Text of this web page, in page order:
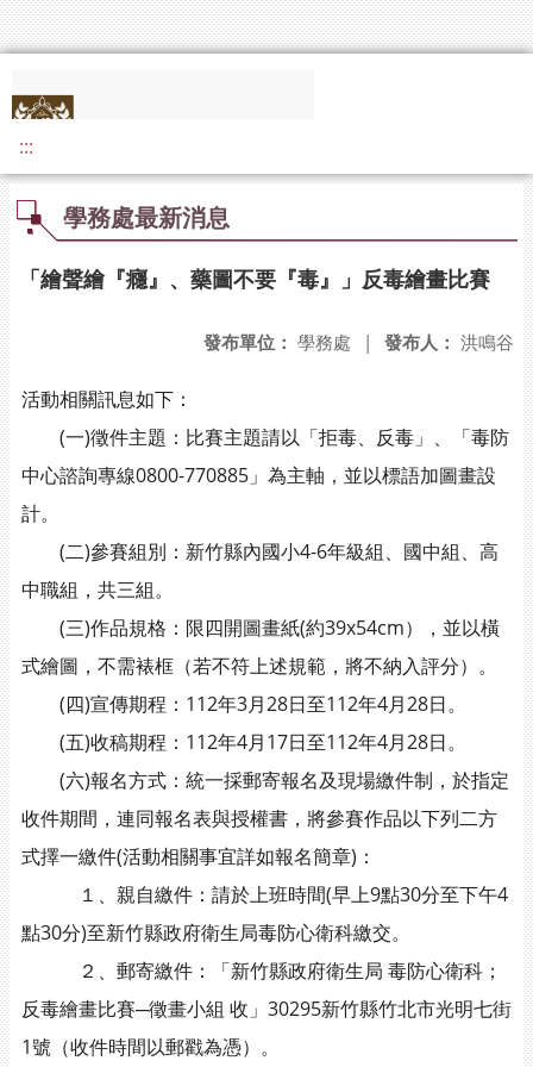
:::
學務處最新消息
「繪聲繪『癮』、藥圖不要『毒』」反毒繪畫比賽
發布人： 洪鳴谷
發布單位： 學務處 |
活動相關訊息如下：
(一)徵件主題：比賽主題請以「拒毒、反毒」、「毒防
中心諮詢專線0800-770885」為主軸，並以標語加圖畫設
計。
(二)參賽組別：新竹縣內國小4-6年級組、國中組、高
中職組，共三組。
(三)作品規格：限四開圖畫紙(約39x54cm），並以橫
式繪圖，不需裱框（若不符上述規範，將不納入評分）。
(四)宣傳期程：112年3月28日至112年4月28日。
(五)收稿期程：112年4月17日至112年4月28日。
(六)報名方式：統一採郵寄報名及現場繳件制，於指定
收件期間，連同報名表與授權書，將參賽作品以下列二方
式擇一繳件(活動相關事宜詳如報名簡章)：
１、親自繳件：請於上班時間(早上9點30分至下午4
點30分)至新竹縣政府衛生局毒防心衛科繳交。
２、郵寄繳件：「新竹縣政府衛生局 毒防心衛科；
反毒繪畫比賽─徵畫小組 收」30295新竹縣竹北市光明七街
1號（收件時間以郵戳為憑）。